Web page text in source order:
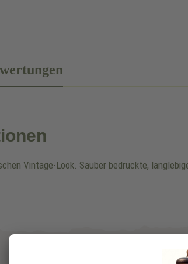
Vintage-Look. Sauber bedruckte,